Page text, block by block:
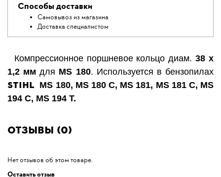
Способы доставки
Самовывоз из магазина
Доставка специалистом
Компрессионное поршневое кольцо диам.38 х
1,2 мм для MS 180. Используется в бензопилах
STIHL MS 180, MS 180 C, MS 181, MS 181 C, MS
194 C, MS 194 T.
Отзывы (0)
Нет отзывов об этом товаре.
Оставить отзыв